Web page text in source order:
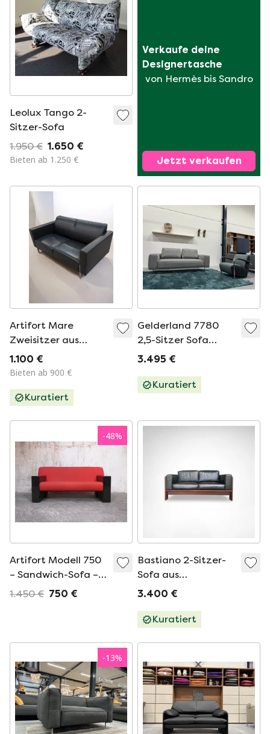
Leolux Tango 2-
Sitzer-Sofa
1.950 € 1.650 €
Bieten ab 1.250 €
Verkaufe deine
Designertasche
von Hermès bis Sandro
Jetzt verkaufen
Artifort Mare
Zweisitzer aus
schwarzem Leder
1.100 €
Bieten ab 900 €
Kuratiert
Gelderland 7780
2,5-Sitzer Sofa
Hallingdal Stoff
3.495 €
Kuratiert
-48%
Artifort Modell 750
– Sandwich-Sofa –
Rot Kvadrat
1.450 € 750 €
Bastiano 2-Sitzer-
Sofa aus
Palisanderholz und
Tobia Scarpa für
1980er Jahre
3.400 €
Kuratiert
-13%